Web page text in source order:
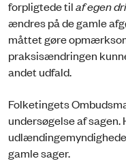
forpligtede tilaf egen
ændres på de gamle
måttet gøre
praksisændringen
andet udfald.
Folketingets
undersøgelse af
gamle sager.